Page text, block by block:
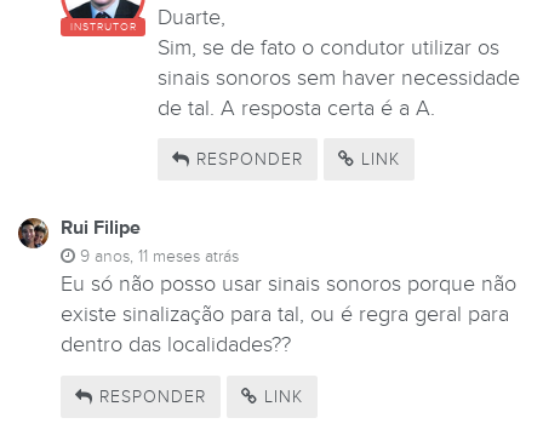
INSTRUTOR
Duarte,
Sim, se de fato o condutor utilizar os
sinais sonoros sem haver necessidade
de tal. A resposta certa é a A.
RESPONDER LINK
Rui Filipe
9 anos, 11 meses atrás
Eu só não posso usar sinais sonoros porque não
existe sinalização para tal, ou é regra geral para
dentro das localidades??
RESPONDER LINK